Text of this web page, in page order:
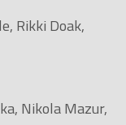
Rikki Doak,
Nikola Mazur,